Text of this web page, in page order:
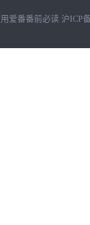
爱番番前必读 沪ICP